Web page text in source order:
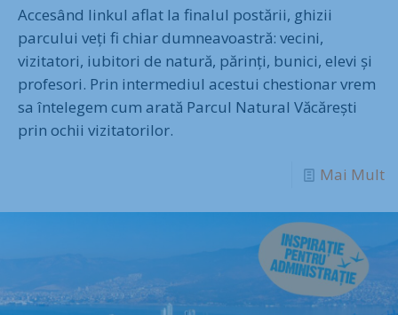
Accesând linkul aflat la finalul postării, ghizii
parcului veți fi chiar dumneavoastră: vecini,
vizitatori, iubitori de natură, părinți, bunici, elevi și
profesori. Prin intermediul acestui chestionar vrem
sa întelegem cum arată Parcul Natural Văcărești
prin ochii vizitatorilor.
Mai Mult